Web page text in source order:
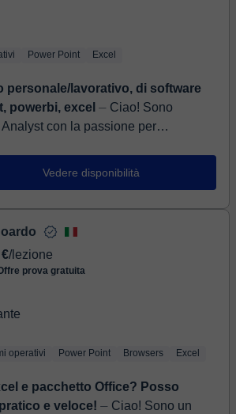
Power Point Excel
personale/lavorativo, di software
powerbi, excel ⏤ Ciao! Sono
Analyst con la passione per
è un mix tecnico e...
Vedere disponibilità
/lezione
prova gratuita
operativi Power Point Browsers Excel
e pacchetto Office? Posso
e veloce! ⏤ Ciao! Sono un